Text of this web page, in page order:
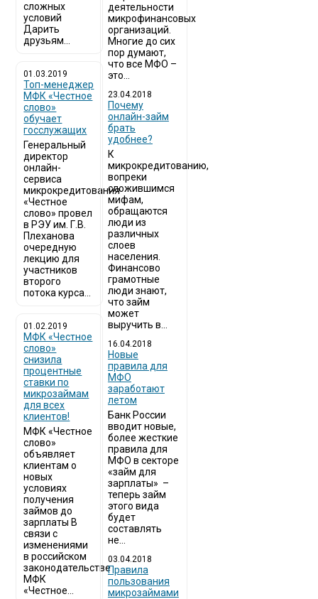
сложных
условий
Дарить
друзьям...
01.03.2019
Топ-менеджер
МФК «Честное
слово»
обучает
госслужащих
Генеральный
директор
онлайн-
сервиса
микрокредитования
«Честное
слово» провел
в РЭУ им. Г.В.
Плеханова
очередную
лекцию для
участников
второго
потока курса...
01.02.2019
МФК «Честное
слово»
снизила
процентные
ставки по
микрозаймам
для всех
клиентов!
МФК «Честное
слово»
объявляет
клиентам о
новых
условиях
получения
займов до
зарплаты В
связи с
изменениями
в российском
законодательстве
МФК
«Честное...
деятельности
микрофинансовых
организаций.
Многие до сих
пор думают,
что все МФО –
это...
23.04.2018
Почему
онлайн-займ
брать
удобнее?
К
микрокредитованию,
вопреки
сложившимся
мифам,
обращаются
люди из
различных
слоев
населения.
Финансово
грамотные
люди знают,
что займ
может
выручить в...
16.04.2018
Новые
правила для
МФО
заработают
летом
Банк России
вводит новые,
более жесткие
правила для
МФО в секторе
«займ для
зарплаты» –
теперь займ
этого вида
будет
составлять
не...
03.04.2018
​Правила
пользования
микрозаймами